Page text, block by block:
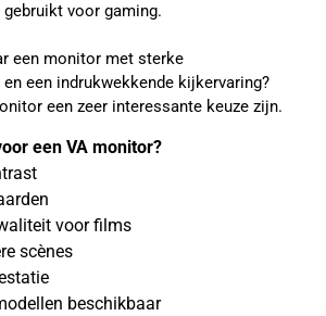
voor gaming.
een monitor met sterke
een indrukwekkende kijkervaring?
een zeer interessante keuze zijn.
een VA monitor?
voor films
scènes
beschikbaar